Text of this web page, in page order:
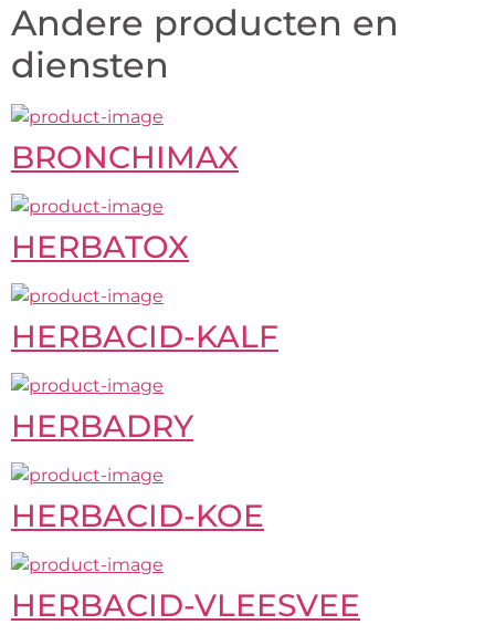
Andere producten en
diensten
BRONCHIMAX
HERBATOX
HERBACID-KALF
HERBADRY
HERBACID-KOE
HERBACID-VLEESVEE